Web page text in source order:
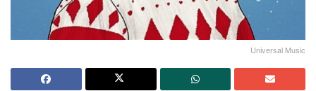
Universal Music